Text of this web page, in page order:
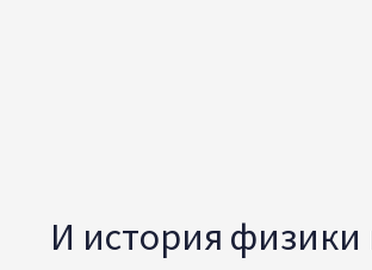
И история физики